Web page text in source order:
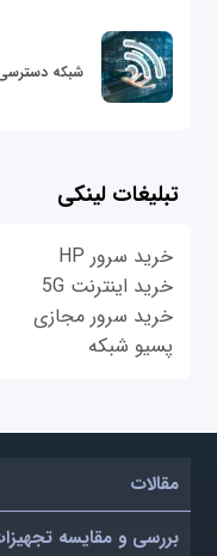
شبکه
تبلیغات لینکی
خرید سرور HP
خرید اینترنت 5G
خرید سرور مجازی
پسیو شبکه
مقالات
بررسی و مقایسه